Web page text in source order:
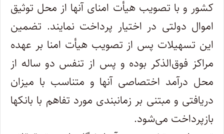
کشور و با تصویب هیأت امنای آنها از محل توثیق
اموال دولتی در اختیار پرداخت نمایند. تضمین
این تسهیلات پس از تصویب هیأت امنا بر عهده
مراکز فوق‌الذکر بوده و پس از تنفس دو ساله از
محل درآمد اختصاصی آنها و متناسب با میزان
دریافتی و مبتنی بر زمانبندی مورد تفاهم با بانکها
بازپرداخت می‌شود.